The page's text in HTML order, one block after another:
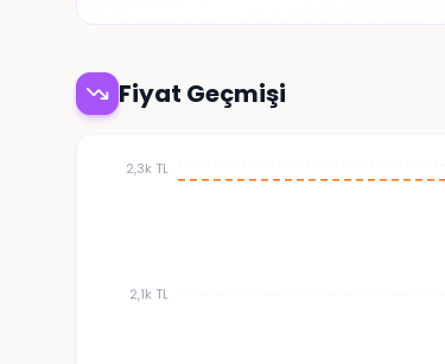
Fiyat Geçmişi
2,1k TL
2,3k TL